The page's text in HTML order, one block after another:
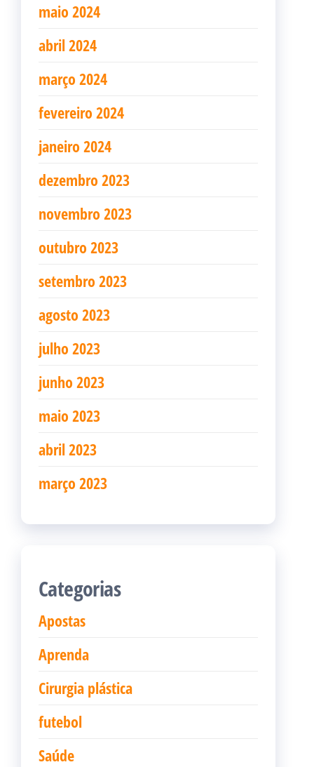
maio 2024
abril 2024
março 2024
fevereiro 2024
janeiro 2024
dezembro 2023
novembro 2023
outubro 2023
setembro 2023
agosto 2023
julho 2023
junho 2023
maio 2023
abril 2023
março 2023
Categorias
Apostas
Aprenda
Cirurgia plástica
futebol
Saúde